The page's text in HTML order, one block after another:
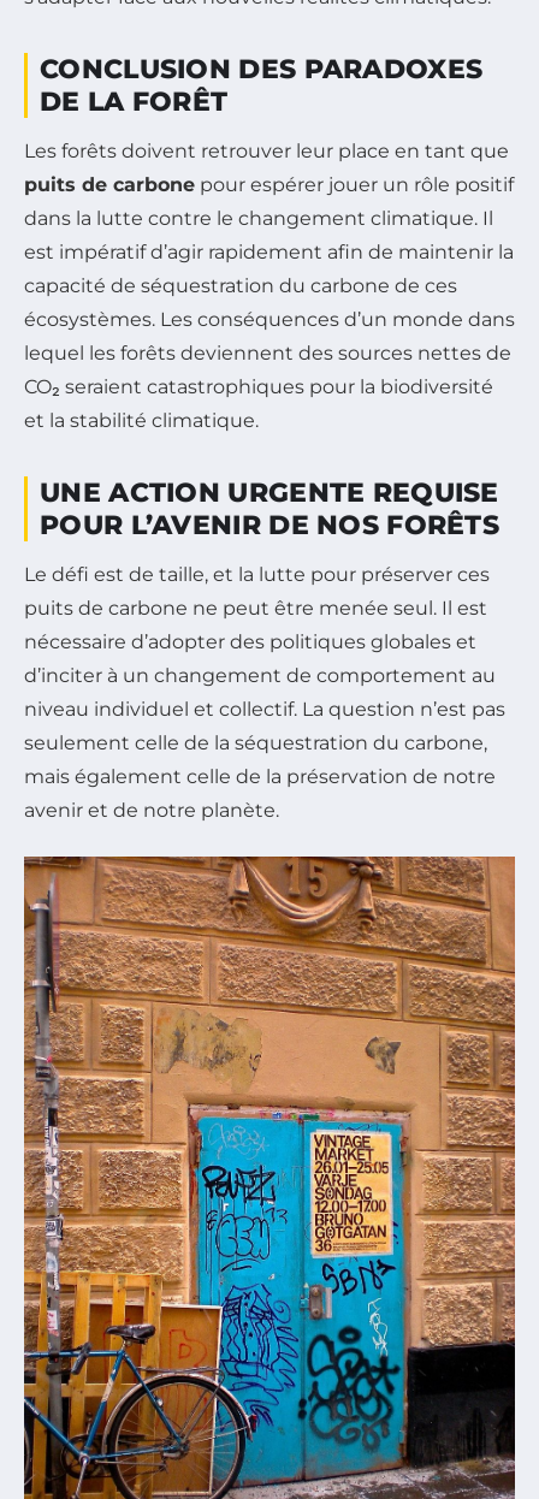
CONCLUSION DES PARADOXES
DE LA FORÊT
Les forêts doivent retrouver leur place en tant que
puits de carbone pour espérer jouer un rôle positif
dans la lutte contre le changement climatique. Il
est impératif d’agir rapidement afin de maintenir la
capacité de séquestration du carbone de ces
écosystèmes. Les conséquences d’un monde dans
lequel les forêts deviennent des sources nettes de
CO₂ seraient catastrophiques pour la biodiversité
et la stabilité climatique.
UNE ACTION URGENTE REQUISE
POUR L’AVENIR DE NOS FORÊTS
Le défi est de taille, et la lutte pour préserver ces
puits de carbone ne peut être menée seul. Il est
nécessaire d’adopter des politiques globales et
d’inciter à un changement de comportement au
niveau individuel et collectif. La question n’est pas
seulement celle de la séquestration du carbone,
mais également celle de la préservation de notre
avenir et de notre planète.